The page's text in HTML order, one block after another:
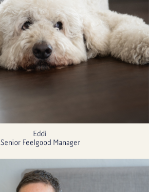
Eddi
Senior Feelgood Manager